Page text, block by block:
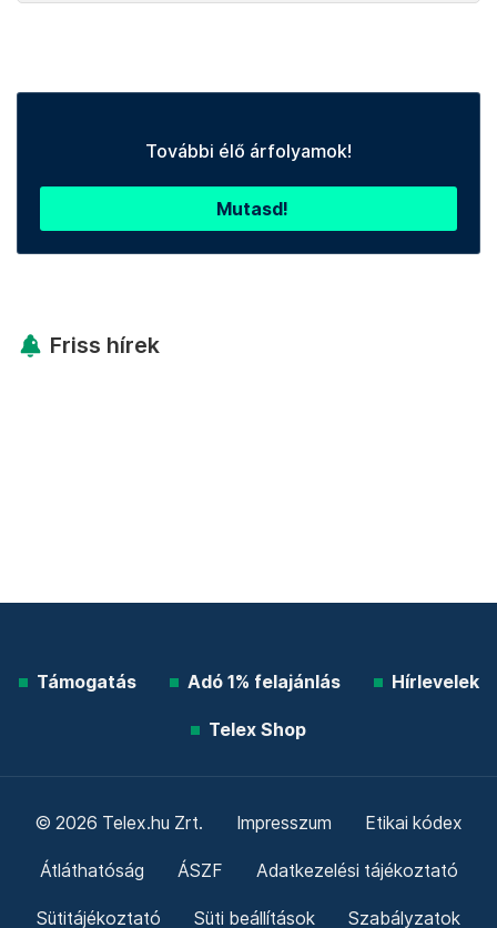
További élő árfolyamok!
Mutasd!
Friss hírek
Támogatás Adó 1% felajánlás Hírlevelek
Telex Shop
© 2026 Telex.hu Zrt. Impresszum Etikai kódex
Átláthatóság ÁSZF Adatkezelési tájékoztató
Sütitájékoztató Süti beállítások Szabályzatok